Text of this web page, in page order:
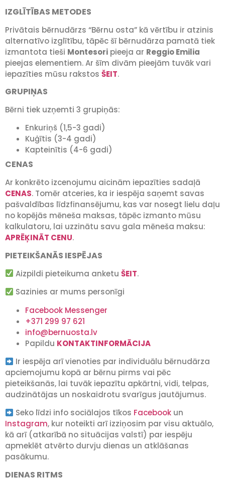
IZGLĪTĪBAS METODES
Privātais bērnudārzs “Bērnu osta” kā vērtību ir atzinis
alternatīvo izglītību, tāpēc šī bērnudārza pamatā tiek
izmantota tieši Montesori pieeja ar Reggio Emilia
pieejas elementiem. Ar šīm divām pieejām tuvāk vari
iepazīties mūsu rakstos ŠEIT.
GRUPIŅAS
Bērni tiek uzņemti 3 grupiņās:
Enkuriņš (1,5-3 gadi)
Kuģītis (3-4 gadi)
Kapteinītis (4-6 gadi)
CENAS
Ar konkrēto izcenojumu aicinām iepazīties sadaļā
CENAS. Tomēr atceries, ka ir iespēja saņemt savas
pašvaldības līdzfinansējumu, kas var nosegt lielu daļu
no kopējās mēneša maksas, tāpēc izmanto mūsu
kalkulatoru, lai uzzinātu savu gala mēneša maksu:
APRĒĶINĀT CENU.
PIETEIKŠANĀS IESPĒJAS
Aizpildi pieteikuma anketuŠEIT.
Sazinies ar mums personīgi
Facebook Messenger
+371 299 97 621
info@bernuosta.lv
Papildu KONTAKTINFORMĀCIJA
Ir iespēja arī vienoties par individuālu bērnudārza
apciemojumu kopā ar bērnu pirms vai pēc
pieteikšanās, lai tuvāk iepazītu apkārtni, vidi, telpas,
audzinātājas un noskaidrotu svarīgus jautājumus.
Seko līdzi info sociālajos tīkos Facebook un
Instagram, kur noteikti arī izziņosim par visu aktuālo,
kā arī (atkarībā no situācijas valstī) par iespēju
apmeklēt atvērto durvju dienas un atklāšanas
pasākumu.
DIENAS RITMS